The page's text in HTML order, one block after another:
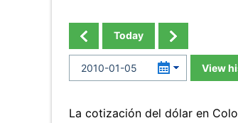
Today
View
La cotización del dólar en